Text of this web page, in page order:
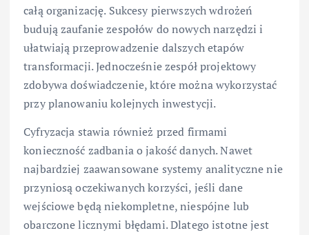
całą organizację. Sukcesy pierwszych wdrożeń
budują zaufanie zespołów do nowych narzędzi i
ułatwiają przeprowadzenie dalszych etapów
transformacji. Jednocześnie zespół projektowy
zdobywa doświadczenie, które można wykorzystać
przy planowaniu kolejnych inwestycji.
Cyfryzacja stawia również przed firmami
konieczność zadbania o jakość danych. Nawet
najbardziej zaawansowane systemy analityczne nie
przyniosą oczekiwanych korzyści, jeśli dane
wejściowe będą niekompletne, niespójne lub
obarczone licznymi błędami. Dlatego istotne jest